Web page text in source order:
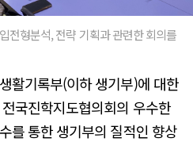
전형분석, 전략 기획과 관련한 회의를
활기록부(이하 생기부)에 대한
국진학지도협의회의 우수한
를 통한 생기부의 질적인 향상